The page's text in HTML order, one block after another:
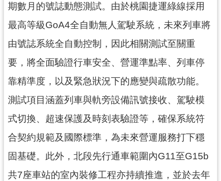
公
開
機
通
訊
回
頁
網
站
期數月的號誌動態測試。由於桃園捷運綠線採用
最高等級GoA4全自動無人駕駛系統，未來列車將
由號誌系統全自動控制，因此相關測試至關重
要，將全面驗證行車安全、營運準點率、列車停
靠精準度，以及緊急狀況下的應變與疏散功能。
測試項目涵蓋列車與軌旁設備訊號接收、駕駛模
式切換、超速保護及時刻表驗證等，確保系統符
合契約規範及國際標準，為未來營運服務打下穩
固基礎。此外，北段先行通車範圍內G11至G15b
共7座車站的室內裝修工程亦持續推進，並於去年